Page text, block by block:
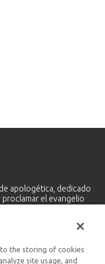
apologética, dedicado
el evangelio
y Latinoamericano
to the storing of cookies
site usage, and